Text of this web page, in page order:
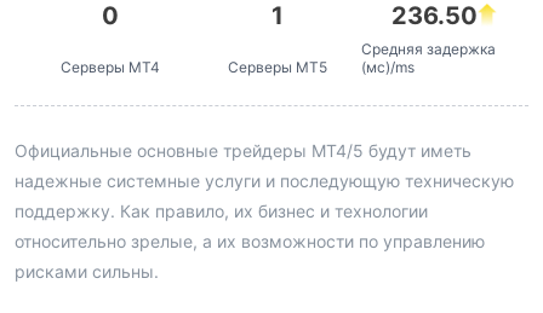
0
Серверы MT4
1
Серверы MT5
236.50
Средняя задержка
(мс)/ms
Официальные основные трейдеры MT4/5 будут иметь
надежные системные услуги и последующую техническую
поддержку. Как правило, их бизнес и технологии
относительно зрелые, а их возможности по управлению
рисками сильны.